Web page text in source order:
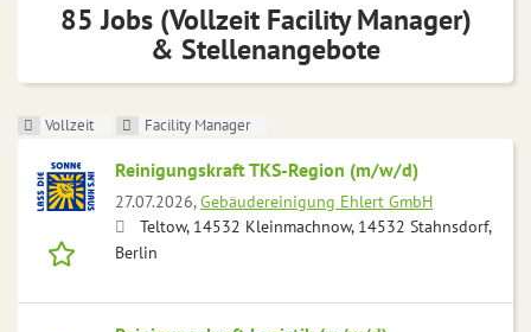
85 Jobs (Vollzeit Facility Manager)
& Stellenangebote
Vollzeit Facility Manager
Reinigungskraft TKS-Region (m/w/d)
27.07.2026,Gebäudereinigung Ehlert GmbH
Teltow, 14532 Kleinmachnow, 14532 Stahnsdorf,
Berlin